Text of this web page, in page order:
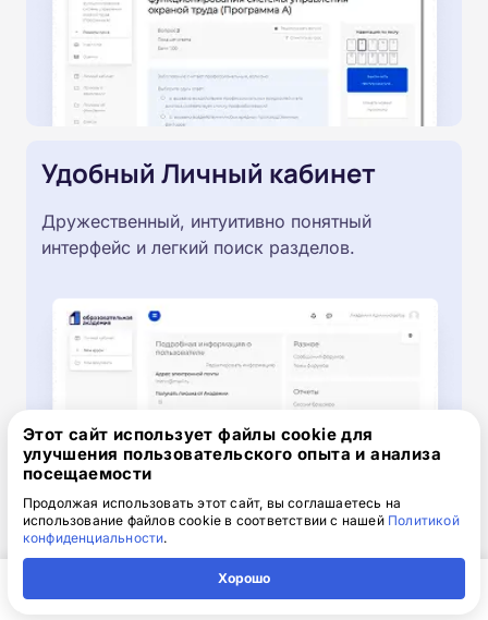
Удобный Личный кабинет
Дружественный, интуитивно понятный
интерфейс и легкий поиск разделов.
Получите скидку 2 000 ₽
Этот сайт использует файлы cookie для
улучшения пользовательского опыта и анализа
посещаемости
Продолжая использовать этот сайт, вы соглашаетесь на
использование файлов cookie в соответствии с нашей Политикой
конфиденциальности.
Хорошо